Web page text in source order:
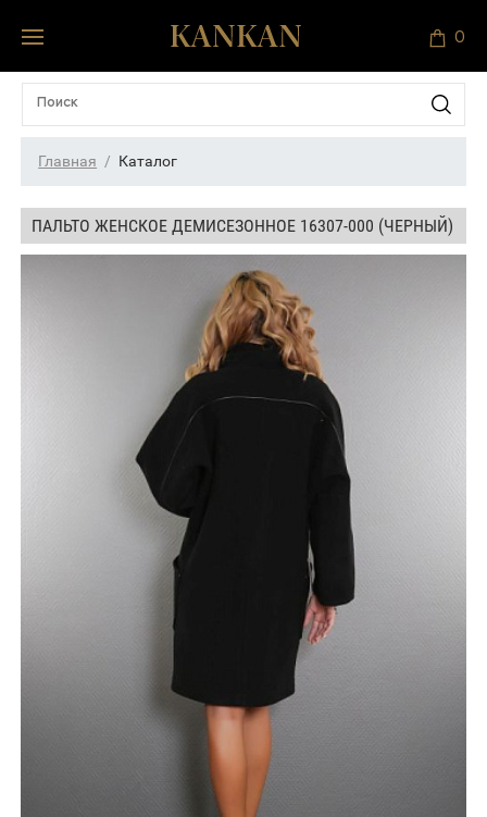
0
Главная Каталог
ПАЛЬТО ЖЕНСКОЕ ДЕМИСЕЗОННОЕ 16307-000 (ЧЕРНЫЙ)